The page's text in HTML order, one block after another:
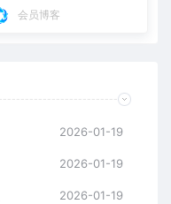
会员博客
2026-01-19
2026-01-19
2026-01-19